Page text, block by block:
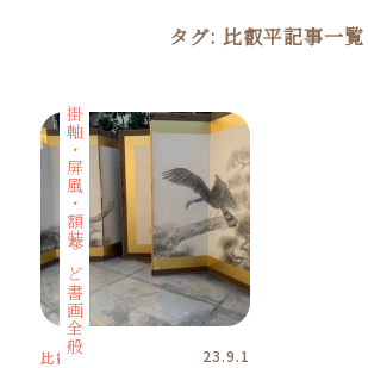
タグ: 比叡平記事一覧
掛軸・屏風・額装など書画全般
比叡平
23.9.1